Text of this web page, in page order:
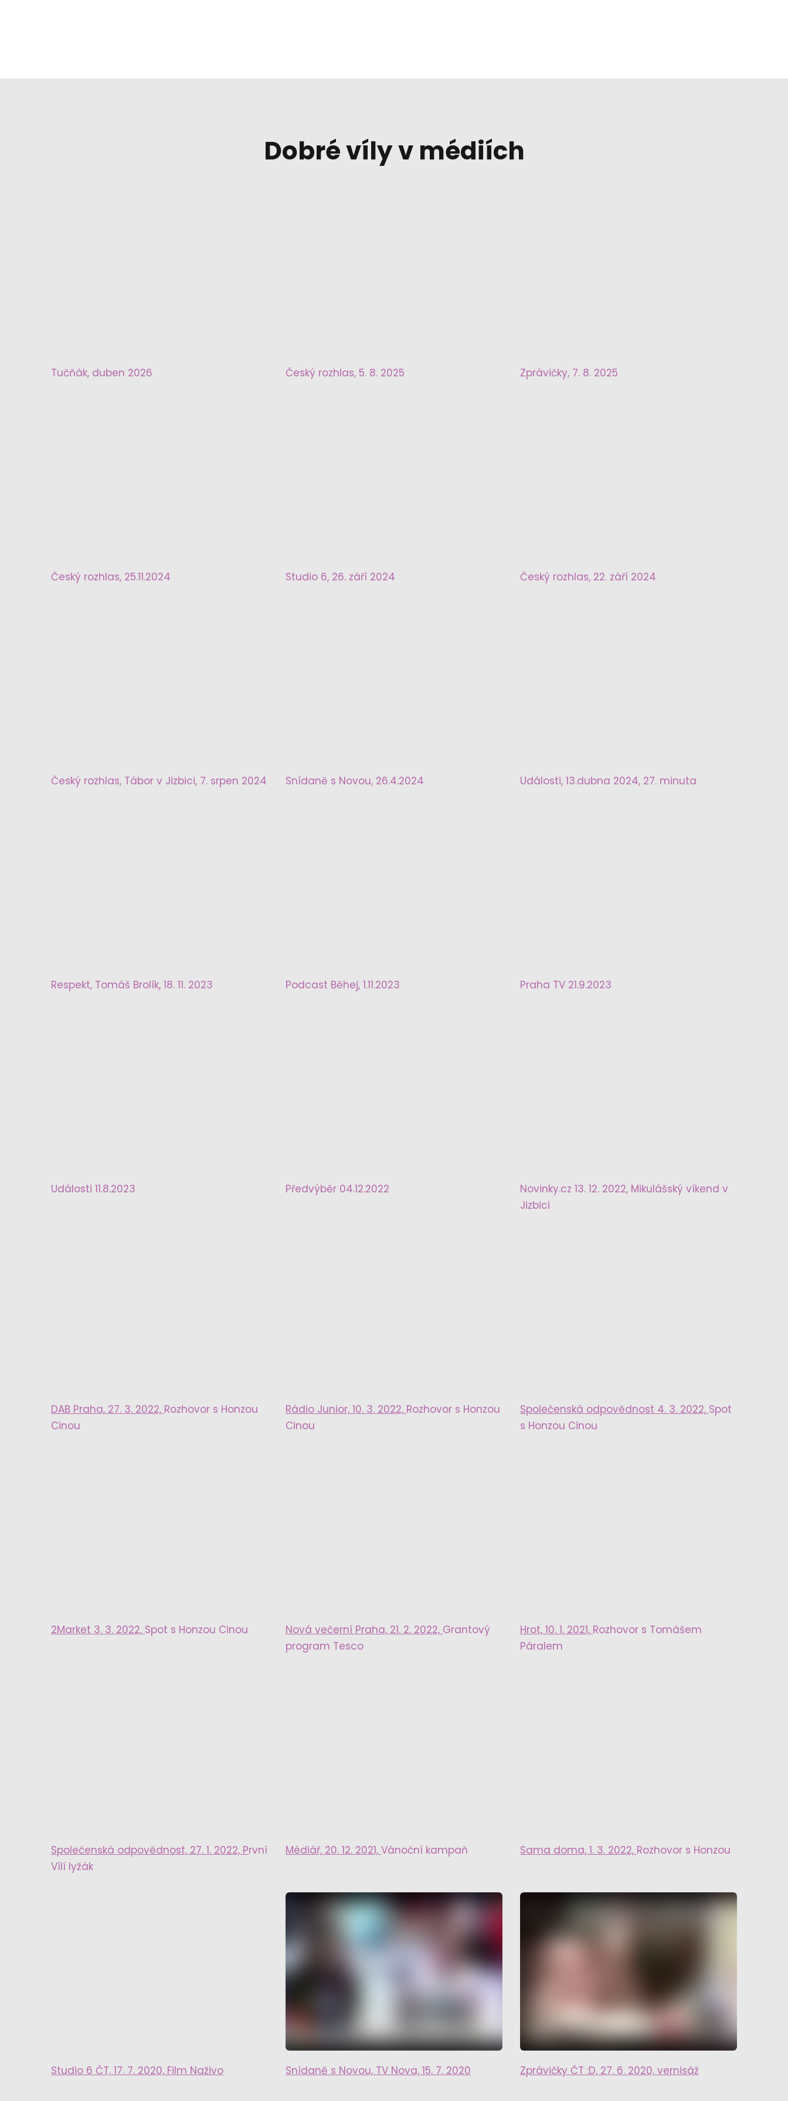
Dobré víly v médiích
Tučňák, duben 2026 Český rozhlas, 5. 8. 2025 Zprávičky, 7. 8. 2025
Český rozhlas, 25.11.2024 Studio 6, 26. září 2024 Český rozhlas, 22. září 2024
Český rozhlas, Tábor v Jizbici, 7. srpen 2024 Snídaně s Novou, 26.4.2024 Události, 13.dubna 2024, 27. minuta
Respekt, Tomáš Brolík, 18. 11. 2023 Podcast Běhej, 1.11.2023 Praha TV 21.9.2023
Události 11.8.2023 Předvýběr 04.12.2022
Novinky.cz 13. 12. 2022, Mikulášský víkend v
Jizbici
DAB Praha, 27. 3. 2022, Rozhovor s Honzou
Cinou
Rádio Junior, 10. 3. 2022, Rozhovor s Honzou
Cinou
Společenská odpovědnost 4. 3. 2022, Spot
s Honzou Cinou
2Market 3. 3. 2022, Spot s Honzou Cinou Nová večerní Praha, 21. 2. 2022, Grantový
program Tesco
Hrot, 10. 1. 2021, Rozhovor s Tomášem
Páralem
Společenská odpovědnost, 27. 1. 2022, První
Vílí lyžák
Médiář, 20. 12. 2021, Vánoční kampaň Sama doma, 1. 3. 2022, Rozhovor s Honzou
Studio 6 ČT, 17. 7. 2020, Film Naživo Snídaně s Novou, TV Nova, 15. 7. 2020 Zprávičky ČT :D, 27. 6. 2020, vernisáž